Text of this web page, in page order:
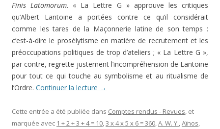
Finis Latomorum. « La Lettre G » approuve les critiques
qu’Albert Lantoine a portées contre ce qu’il considérait
comme les tares de la Maçonnerie latine de son temps :
c’est-à-dire le prosélytisme en matière de recrutement et les
préoccupations politiques de trop d’ateliers ; « La Lettre G »,
par contre, regrette justement l’incompréhension de Lantoine
pour tout ce qui touche au symbolisme et au ritualisme de
l’Ordre. Continuer la lecture →
Cette entrée a été publiée dans Comptes rendus - Revues, et
marquée avec 1 + 2 + 3 + 4 = 10,3 x 4 x 5 x 6 = 360,A. W. Y.,Aïnos,